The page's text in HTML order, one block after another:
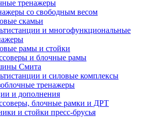
тренажеры
со свободным весом
скамьи
и многофункциональные
рамы и стойки
и блочные рамы
Смита
и силовые комплексы
тренажеры
и дополнения
блочные рамки и ДРТ
и стойки пресс-брусья